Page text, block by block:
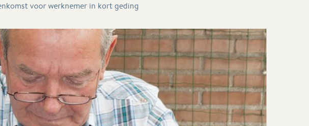
voor werknemer in kort geding